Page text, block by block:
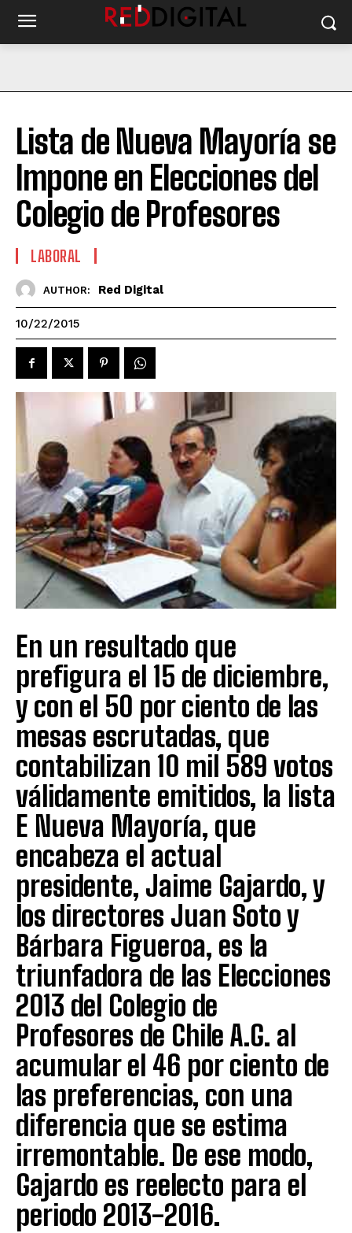
Lista de Nueva Mayoría se
Impone en Elecciones del
Colegio de Profesores
LABORAL
AUTHOR: Red Digital
10/22/2015
En un resultado que
prefigura el 15 de diciembre,
y con el 50 por ciento de las
mesas escrutadas, que
contabilizan 10 mil 589 votos
válidamente emitidos, la lista
E Nueva Mayoría, que
encabeza el actual
presidente, Jaime Gajardo, y
los directores Juan Soto y
Bárbara Figueroa, es la
triunfadora de las Elecciones
2013 del Colegio de
Profesores de Chile A.G. al
acumular el 46 por ciento de
las preferencias, con una
diferencia que se estima
irremontable. De ese modo,
Gajardo es reelecto para el
periodo 2013-2016.